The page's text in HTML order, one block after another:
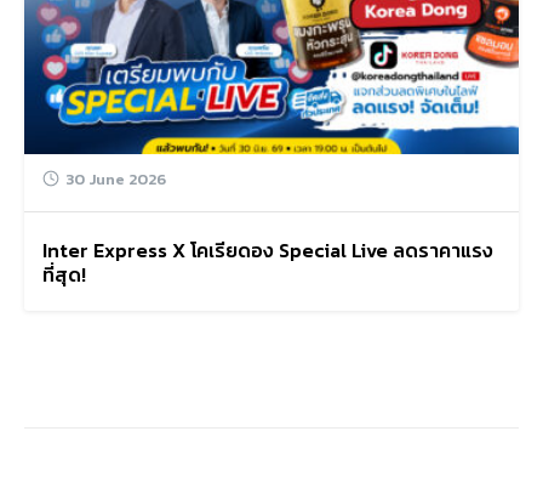
30 June 2026
Inter Express X โคเรียดอง Special Live ลดราคาแรง
ที่สุด!